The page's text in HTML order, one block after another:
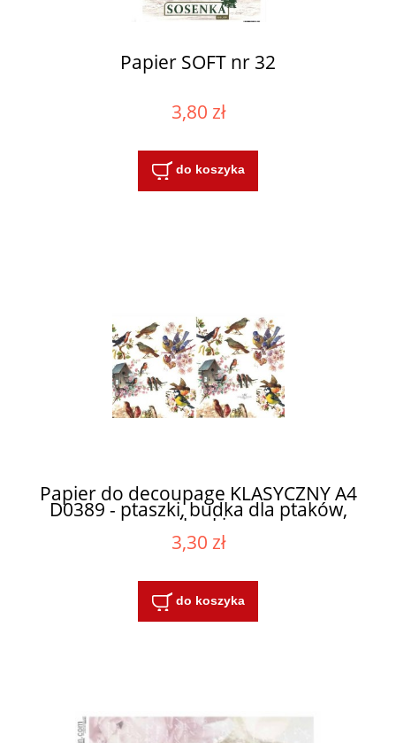
Papier SOFT nr 32
3,80 zł
do koszyka
Papier do decoupage KLASYCZNY A4
D0389 - ptaszki, budka dla ptaków,
sikorki
3,30 zł
do koszyka